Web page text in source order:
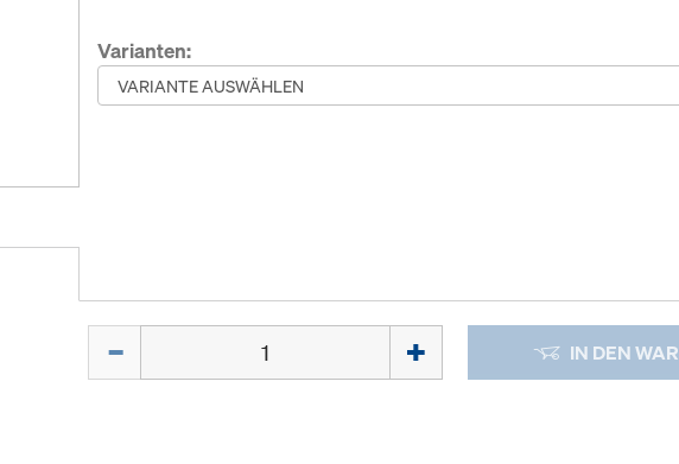
Varianten:
IN DEN